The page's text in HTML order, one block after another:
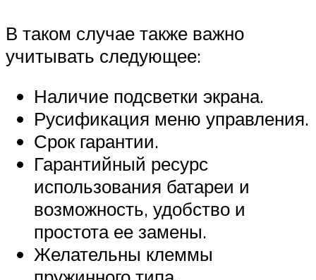
В таком случае также важно
учитывать следующее:
Наличие подсветки экрана.
Русификация меню управления.
Срок гарантии.
Гарантийный ресурс
использования батареи и
возможность, удобство и
простота ее замены.
Желательны клеммы